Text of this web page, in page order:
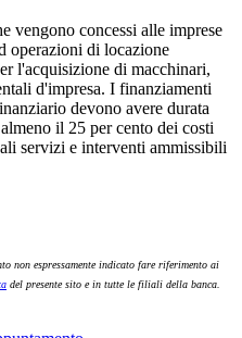
vengono concessi alle imprese
operazioni di locazione
l'acquisizione di macchinari,
d'impresa. I finanziamenti
devono avere durata
il 25 per cento dei costi
servizi e interventi ammissibili
non espressamente indicato fare riferimento ai
del presente sito e in tutte le filiali della banca.